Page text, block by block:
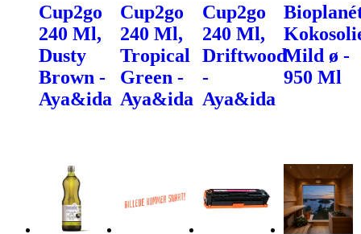
Cup2go
240 Ml,
Dusty
Brown -
Aya&ida
Cup2go
240 Ml,
Tropical
Green -
Aya&ida
Cup2go
240 Ml,
Driftwood
-
Aya&ida
Mild ø -
950 Ml